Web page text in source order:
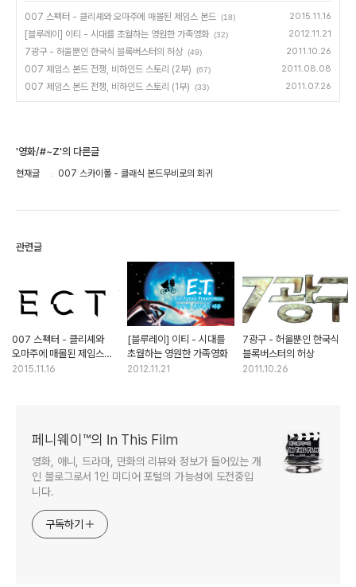
007 스펙터 - 클리셰와 오마주에 매몰된 제임스 본드 (18) 2015.11.16
[블루레이] 이티 - 시대를 초월하는 영원한 가족영화 (32) 2012.11.21
7광구 - 허울뿐인 한국식 블록버스터의 허상 (49) 2011.10.26
007 제임스 본드 전쟁, 비하인드 스토리 (2부) (67) 2011.08.08
007 제임스 본드 전쟁, 비하인드 스토리 (1부) (33) 2011.07.26
'영화/#~Z'의 다른글
현재글 007 스카이폴 - 클래식 본드무비로의 회귀
관련글
007 스펙터 - 클리셰와
오마주에 매몰된 제임스
본드
2015.11.16
[블루레이] 이티 - 시대를
초월하는 영원한 가족영화
2012.11.21
7광구 - 허울뿐인 한국식
블록버스터의 허상
2011.10.26
페니웨이™의 In This Film
영화, 애니, 드라마, 만화의 리뷰와 정보가 들어있는 개
인 블로그로서 1인 미디어 포털의 가능성에 도전중입
니다.
구독하기